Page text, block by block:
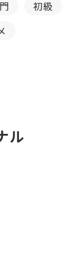
初級
ル